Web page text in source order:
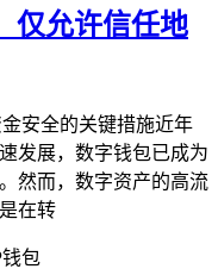
仅允许信任地
安全的关键措施近年
发展，数字钱包已成为
然而，数字资产的高流
在转
包